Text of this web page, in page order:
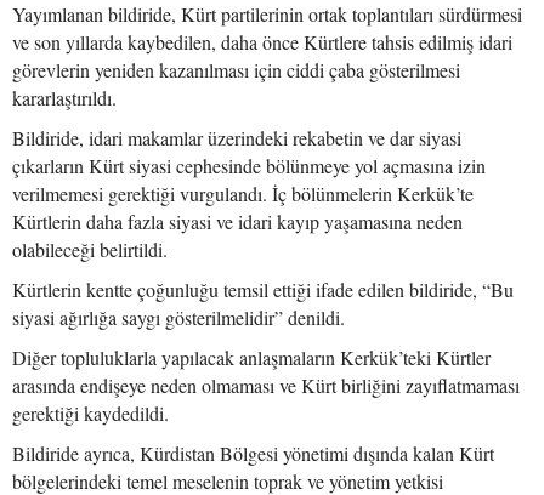
Yayımlanan bildiride, Kürt partilerinin ortak toplantıları sürdürmesi
ve son yıllarda kaybedilen, daha önce Kürtlere tahsis edilmiş idari
görevlerin yeniden kazanılması için ciddi çaba gösterilmesi
kararlaştırıldı.
Bildiride, idari makamlar üzerindeki rekabetin ve dar siyasi
çıkarların Kürt siyasi cephesinde bölünmeye yol açmasına izin
verilmemesi gerektiği vurgulandı. İç bölünmelerin Kerkük’te
Kürtlerin daha fazla siyasi ve idari kayıp yaşamasına neden
olabileceği belirtildi.
Kürtlerin kentte çoğunluğu temsil ettiği ifade edilen bildiride, “Bu
siyasi ağırlığa saygı gösterilmelidir” denildi.
Diğer topluluklarla yapılacak anlaşmaların Kerkük’teki Kürtler
arasında endişeye neden olmaması ve Kürt birliğini zayıflatmaması
gerektiği kaydedildi.
Bildiride ayrıca, Kürdistan Bölgesi yönetimi dışında kalan Kürt
bölgelerindeki temel meselenin toprak ve yönetim yetkisi